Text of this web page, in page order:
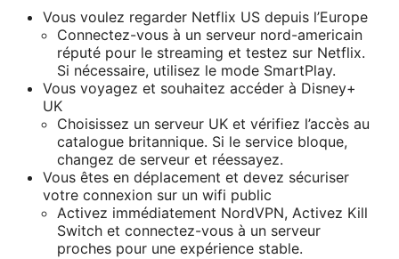
Vous voulez regarder Netflix US depuis l’Europe
Connectez-vous à un serveur nord-americain
réputé pour le streaming et testez sur Netflix.
Si nécessaire, utilisez le mode SmartPlay.
Vous voyagez et souhaitez accéder à Disney+
UK
Choisissez un serveur UK et vérifiez l’accès au
catalogue britannique. Si le service bloque,
changez de serveur et réessayez.
Vous êtes en déplacement et devez sécuriser
votre connexion sur un wifi public
Activez immédiatement NordVPN, Activez Kill
Switch et connectez-vous à un serveur
proches pour une expérience stable.